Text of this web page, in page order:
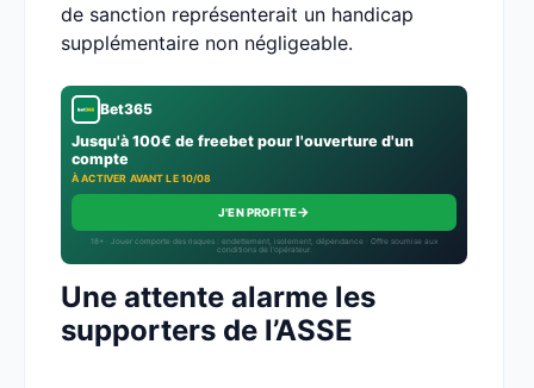
de sanction représenterait un handicap
supplémentaire non négligeable.
Bet365
Jusqu'à 100€ de freebet pour l'ouverture d'un
compte
À ACTIVER AVANT LE 10/08
J'EN PROFITE→
18+ · Jouer comporte des risques : endettement, isolement, dépendance · Offre soumise aux
conditions de l’opérateur.
Une attente alarme les
supporters de l’ASSE